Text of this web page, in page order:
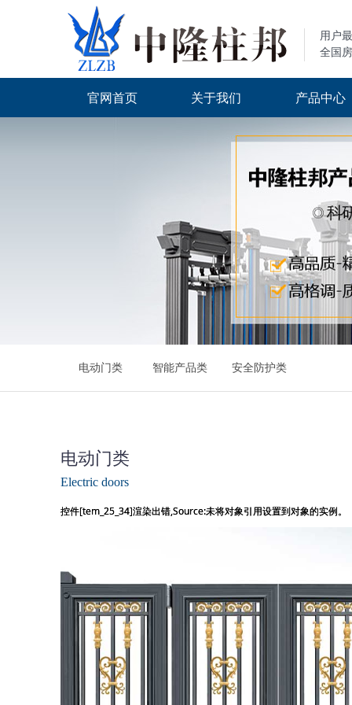
官网首页 关于我们 产品中心
用户
全国
电动门类 智能产品类 安全防护类
电动门类
Electric doors
控件[tem_25_34]渲染出错,Source:未将对象引用设置到对象的实例。
控件[tem_25_34]渲染出错,Source:未将对象引用设置到对象的实例。